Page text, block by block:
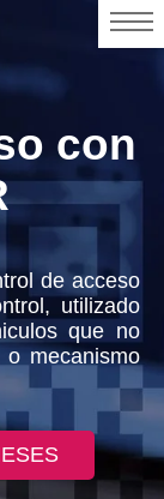
con
de acceso
utilizado
que no
mecanismo